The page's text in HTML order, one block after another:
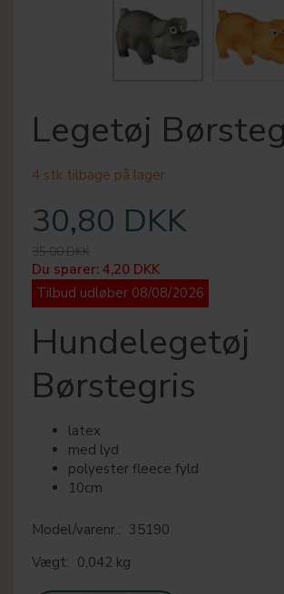
Legetøj
4 stk tilbage på lager
30,80 DKK
35,00 DKK
Du sparer: 4,20 DKK
Tilbud udløber 08/08/2026
Hundelegetøj
Børstegris
latex
med lyd
polyester fleece fyld
10cm
Model/varenr.: 35190
Vægt: 0,042 kg